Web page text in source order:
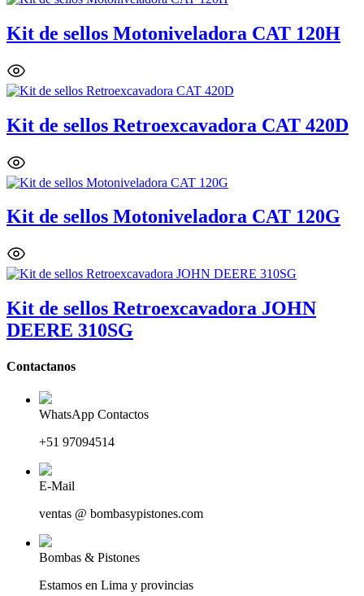
Kit de sellos Motoniveladora CAT 120H
Kit de sellos Retroexcavadora CAT 420D
Kit de sellos Motoniveladora CAT 120G
Kit de sellos Retroexcavadora JOHN
DEERE 310SG
Contactanos
WhatsApp Contactos
+51 97094514
E-Mail
ventas @ bombasypistones.com
Bombas & Pistones
Estamos en Lima y provincias